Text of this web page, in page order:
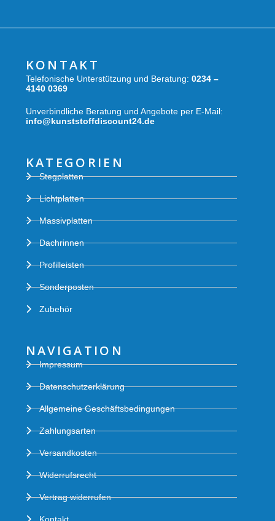
KONTAKT
Telefonische Unterstützung und Beratung: 0234 –
4140 0369
Unverbindliche Beratung und Angebote per E-Mail:
info@kunststoffdiscount24.de
KATEGORIEN
Stegplatten
Lichtplatten
Massivplatten
Dachrinnen
Profilleisten
Sonderposten
Zubehör
NAVIGATION
Impressum
Datenschutzerklärung
Allgemeine Geschäftsbedingungen
Zahlungsarten
Versandkosten
Widerrufsrecht
Vertrag widerrufen